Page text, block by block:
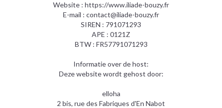
Website : https://www.iliade-bouzy.fr
E-mail : contact@iliade-bouzy.fr
SIREN : 791071293
APE : 0121Z
BTW : FR57791071293
Informatie over de host:
Deze website wordt gehost door:
elloha
2 bis, rue des Fabriques d'En Nabot